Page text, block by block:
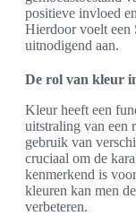
positieve invloed
Hierdoor voelt een
uitnodigend aan.
De rol van kleur
Kleur heeft een
uitstraling van een
gebruik van
cruciaal om de
kenmerkend is
kleuren kan men
verbeteren.